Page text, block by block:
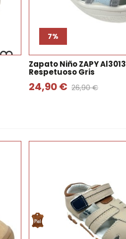
7%
Zapato Niño ZAPY Al3013
Respetuoso Gris
24,90 € 26,90 €